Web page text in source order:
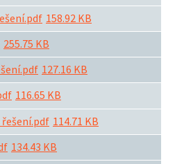
158.92 KB
255.75 KB
127.16 KB
116.65 KB
114.71 KB
134.43 KB